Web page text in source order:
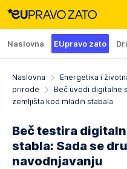
Naslovna EUpravo zato
Naslovna Energetika i
prirode
Beč uvodi digitalne
zemljišta kod mladih stabala
Beč testira
stabla: Sada se
navodnjavanju